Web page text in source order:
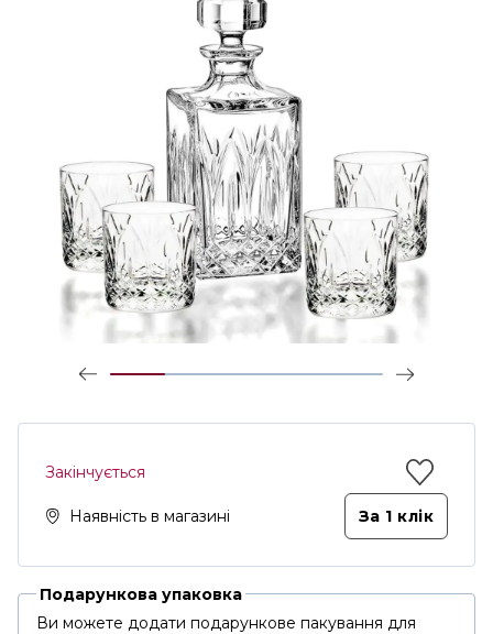
Закінчується
Наявність в магазині За 1 клiк
Подарункова упаковка
Ви можете додати подарункове пакування для